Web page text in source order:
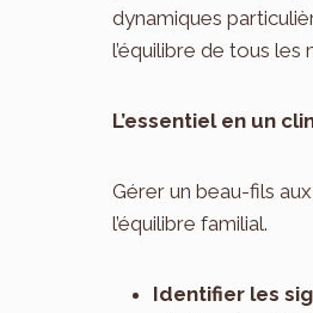
dynamiques
l’équilibre de tous
L’essentiel en un
Gérer un beau-fils
l’équilibre familial.
Identifier les